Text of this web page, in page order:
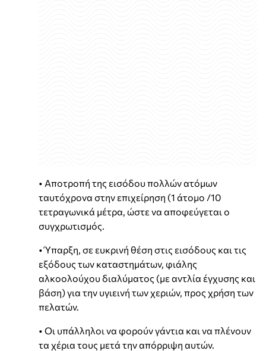
• Αποτροπή της εισόδου πολλών ατόμων
ταυτόχρονα στην επιχείρηση (1 άτομο /10
τετραγωνικά μέτρα, ώστε να αποφεύγεται ο
συγχρωτισμός.
• Ύπαρξη, σε ευκρινή θέση στις εισόδους και τις
εξόδους των καταστημάτων, φιάλης
αλκοολούχου διαλύματος (με αντλία έγχυσης και
βάση) για την υγιεινή των χεριών, προς χρήση των
πελατών.
• Οι υπάλληλοι να φορούν γάντια και να πλένουν
τα χέρια τους μετά την απόρριψη αυτών.